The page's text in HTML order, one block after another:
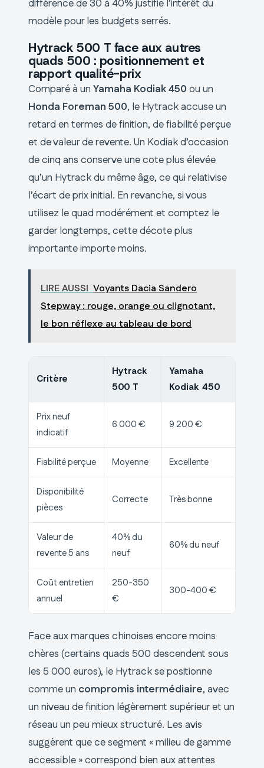
différence de 30 à 40% justifie l’intérêt du
modèle pour les budgets serrés.
Hytrack 500 T face aux autres
quads 500 : positionnement et
rapport qualité-prix
Comparé à un Yamaha Kodiak 450 ou un
Honda Foreman 500, le Hytrack accuse un
retard en termes de finition, de fiabilité perçue
et de valeur de revente. Un Kodiak d’occasion
de cinq ans conserve une cote plus élevée
qu’un Hytrack du même âge, ce qui relativise
l’écart de prix initial. En revanche, si vous
utilisez le quad modérément et comptez le
garder longtemps, cette décote plus
importante importe moins.
LIRE AUSSI Voyants Dacia Sandero
Stepway : rouge, orange ou clignotant,
le bon réflexe au tableau de bord
Critère
Hytrack
500 T
Yamaha
Kodiak 450
Prix neuf
indicatif
6 000 € 9 200 €
Fiabilité perçue Moyenne Excellente
Disponibilité
pièces
Correcte Très bonne
Valeur de
revente 5 ans
40% du
neuf
60% du neuf
Coût entretien
annuel
250-350
€
300-400 €
Face aux marques chinoises encore moins
chères (certains quads 500 descendent sous
les 5 000 euros), le Hytrack se positionne
comme un compromis intermédiaire, avec
un niveau de finition légèrement supérieur et un
réseau un peu mieux structuré. Les avis
suggèrent que ce segment « milieu de gamme
accessible » correspond bien aux attentes